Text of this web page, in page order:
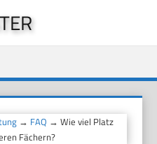
→ FAQ → Wie viel Platz
Fächern?